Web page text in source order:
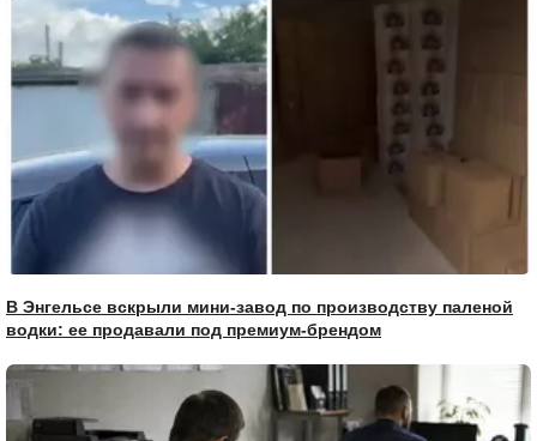
В Энгельсе вскрыли мини-завод по производству паленой
водки: ее продавали под премиум-брендом